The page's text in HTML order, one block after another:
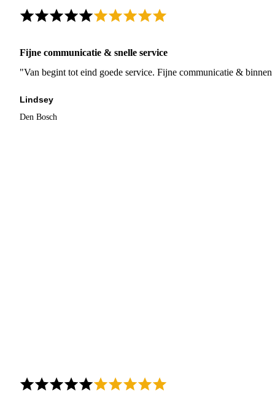
Fijne communicatie & snelle service
"Van begint tot eind goede service. Fijne communicatie &
Lindsey
Den Bosch